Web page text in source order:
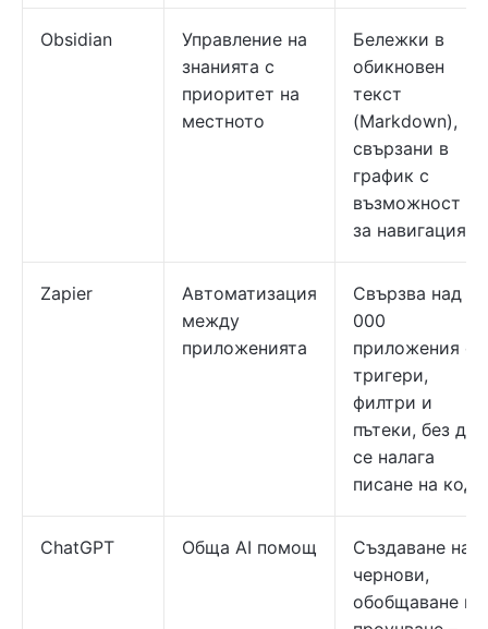
Obsidian
Управление на
знанията с
приоритет на
местното
Бележки в
обикновен
текст
(Markdown),
свързани в
график с
възможност
за навигация
Zapier
Автоматизация
между
приложенията
Свързва над 9
000
приложения с
тригери,
филтри и
пътеки, без да
се налага
писане на код
ChatGPT Обща AI помощ
Създаване на
чернови,
обобщаване и